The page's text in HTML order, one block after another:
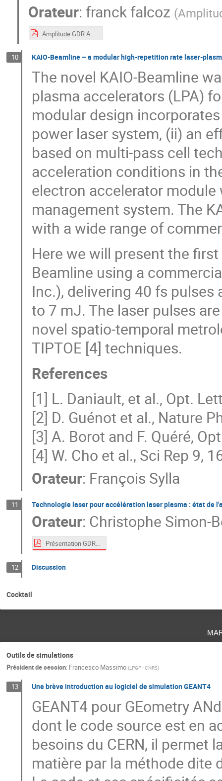
Orateur: franck falcoz (
Amplitude GDR APPEL 2023.pdf
10 KAIO-Beamline – a modular high-repetition rate laser-
The novel KAIO-Beamline
plasma accelerators (LPA)
modular design
power laser system, (ii) an
based on multi-pass cell
acceleration conditions in
electron accelerator
management system. The
with a wide range of
Here we will present the
Beamline using a
Inc.), delivering 40 fs
to 7 mJ. The laser pulses
novel spatio-temporal
TIPTOE [4] techniques.
References
[1] L. Daniault, et al., Opt.
[2] D. Guénot et al., Nature
[3] A. Borot and F. Quéré,
[4] W. Cho et al., Sci Rep 9,
Orateur: François Sylla
11 Technologie laser pour accélération laser plasma : état de
Orateur: Christophe Simon-
Présentation GDR APPEL 13112023_SimonBoisson.pdf
12 Discussion
Cocktail
Outils de simulations
Président de session: Francesco Massimo (LPGP - CNRS)
13 Une brève introduction au logiciel de simulation GEANT4
GEANT4 pour GEometry
dont le code source est en
besoins du CERN, il permet
matière par la méthode dite